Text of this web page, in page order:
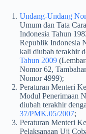
Undang-Undang
Umum dan Tata
Indonesia Tahun
Republik Indonesia
kali diubah terakhir
Tahun 2009
Nomor 62,
Nomor 4999);
Peraturan Menteri
Modul Penerimaan
diubah terakhir
37/PMK.05/2007;
Peraturan Menteri
Pelaksanaan Uji